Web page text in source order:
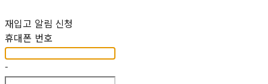
재입고 알림 신청
휴대폰 번호
-